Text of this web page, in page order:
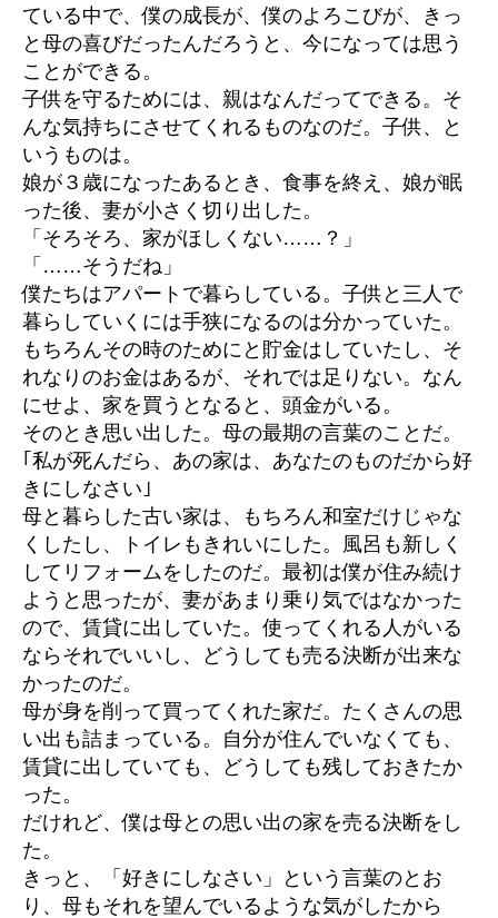
ている中で、僕の成長が、僕のよろこびが、きっ
と母の喜びだったんだろうと、今になっては思う
ことができる。
子供を守るためには、親はなんだってできる。そ
んな気持ちにさせてくれるものなのだ。子供、と
いうものは。
娘が３歳になったあるとき、食事を終え、娘が眠
った後、妻が小さく切り出した。
「そろそろ、家がほしくない……？」
「……そうだね」
僕たちはアパートで暮らしている。子供と三人で
暮らしていくには手狭になるのは分かっていた。
もちろんその時のためにと貯金はしていたし、そ
れなりのお金はあるが、それでは足りない。なん
にせよ、家を買うとなると、頭金がいる。
そのとき思い出した。母の最期の言葉のことだ。
｢私が死んだら、あの家は、あなたのものだから好
きにしなさい｣
母と暮らした古い家は、もちろん和室だけじゃな
くしたし、トイレもきれいにした。風呂も新しく
してリフォームをしたのだ。最初は僕が住み続け
ようと思ったが、妻があまり乗り気ではなかった
ので、賃貸に出していた。使ってくれる人がいる
ならそれでいいし、どうしても売る決断が出来な
かったのだ。
母が身を削って買ってくれた家だ。たくさんの思
い出も詰まっている。自分が住んでいなくても、
賃貸に出していても、どうしても残しておきたか
った。
だけれど、僕は母との思い出の家を売る決断をし
た。
きっと、「好きにしなさい」という言葉のとお
り、母もそれを望んでいるような気がしたから